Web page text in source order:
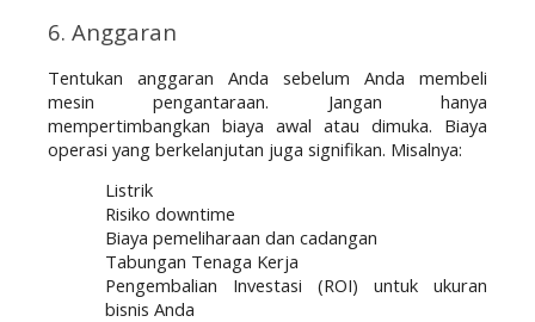
6. Anggaran
Tentukan anggaran Anda sebelum Anda membeli
mesin pengantaraan. Jangan hanya
mempertimbangkan biaya awal atau dimuka. Biaya
operasi yang berkelanjutan juga signifikan. Misalnya:
Listrik
Risiko downtime
Biaya pemeliharaan dan cadangan
Tabungan Tenaga Kerja
Pengembalian Investasi (ROI) untuk ukuran
bisnis Anda